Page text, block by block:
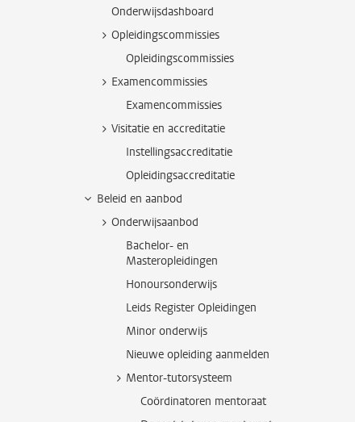
Onderwijsdashboard
Opleidingscommissies
Opleidingscommissies
Examencommissies
Examencommissies
Visitatie en accreditatie
Instellingsaccreditatie
Opleidingsaccreditatie
Beleid en aanbod
Onderwijsaanbod
Bachelor- en
Masteropleidingen
Honoursonderwijs
Leids Register Opleidingen
Minor onderwijs
Nieuwe opleiding aanmelden
Mentor-tutorsysteem
Coördinatoren mentoraat